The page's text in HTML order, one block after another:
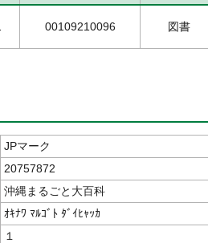
00109210096 図書
JPマーク
20757872
沖縄まるごと大百科
ｵｷﾅﾜ ﾏﾙｺﾞﾄ ﾀﾞｲﾋｬｯｶ
１